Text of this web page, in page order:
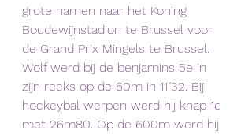
grote namen naar het Koning
Boudewijnstadion te Brussel voor
de Grand Prix Mingels te Brussel.
Wolf werd bij de benjamins 5e in
zijn reeks op de 60m in 11"32. Bij
hockeybal werpen werd hij knap 1e
met 26m80. Op de 600m werd hij